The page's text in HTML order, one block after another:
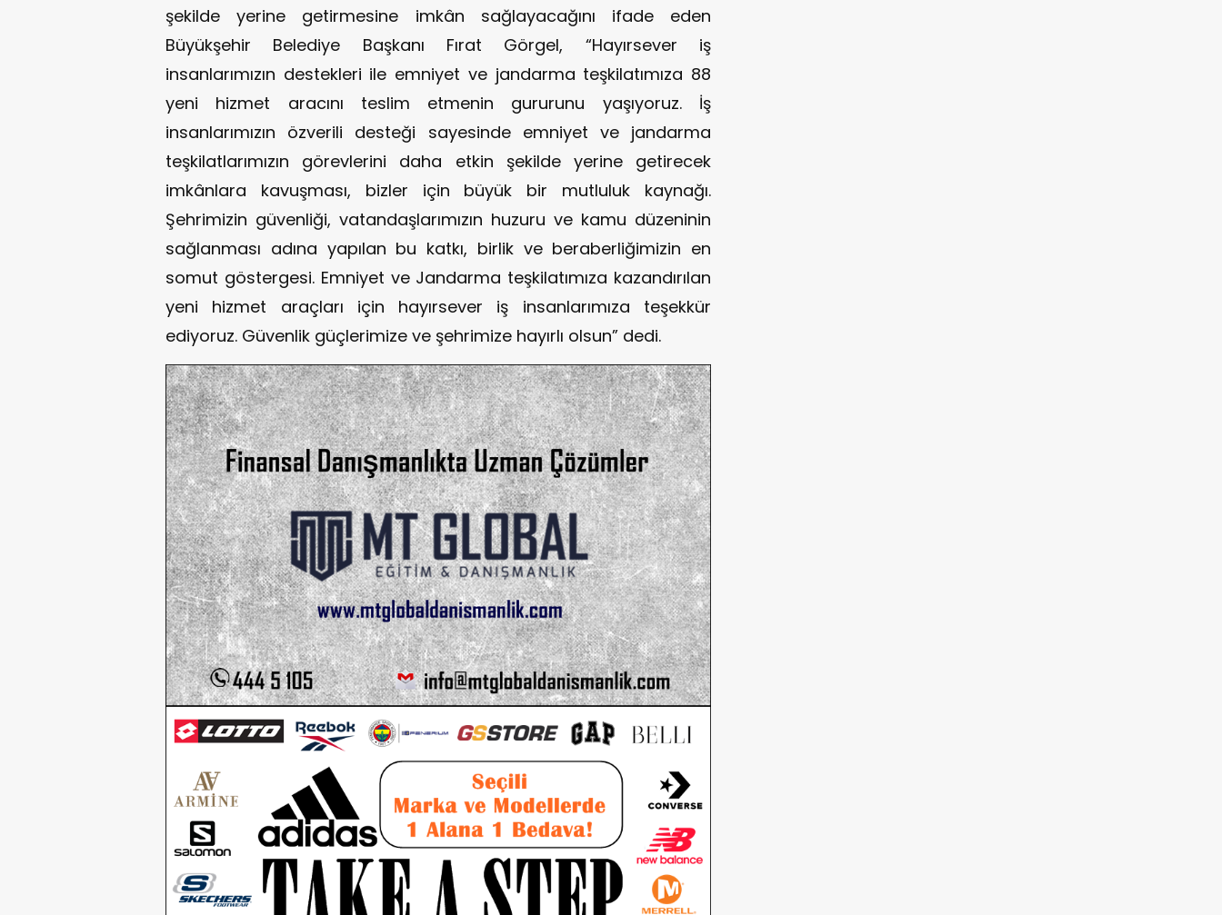
şekilde yerine getirmesine imkân sağlayacağını ifade eden
Büyükşehir Belediye Başkanı Fırat Görgel, “Hayırsever iş
insanlarımızın destekleri ile emniyet ve jandarma teşkilatımıza 88
yeni hizmet aracını teslim etmenin gururunu yaşıyoruz. İş
insanlarımızın özverili desteği sayesinde emniyet ve jandarma
teşkilatlarımızın görevlerini daha etkin şekilde yerine getirecek
imkânlara kavuşması, bizler için büyük bir mutluluk kaynağı.
Şehrimizin güvenliği, vatandaşlarımızın huzuru ve kamu düzeninin
sağlanması adına yapılan bu katkı, birlik ve beraberliğimizin en
somut göstergesi. Emniyet ve Jandarma teşkilatımıza kazandırılan
yeni hizmet araçları için hayırsever iş insanlarımıza teşekkür
ediyoruz. Güvenlik güçlerimize ve şehrimize hayırlı olsun” dedi.